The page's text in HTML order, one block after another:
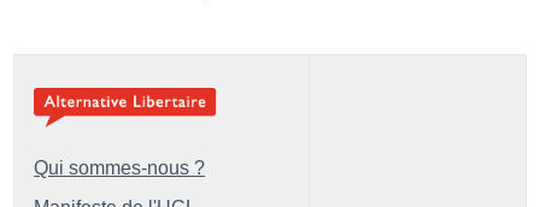
Qui sommes-nous ?